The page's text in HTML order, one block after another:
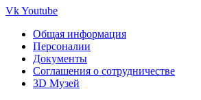
VkYoutube
Общая информация
Персоналии
Документы
Соглашения о сотрудничестве
3D Музей